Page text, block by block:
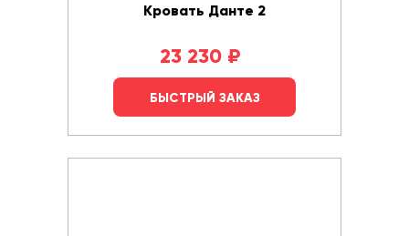
Кровать Данте 2
23 230 ₽
БЫСТРЫЙ ЗАКАЗ